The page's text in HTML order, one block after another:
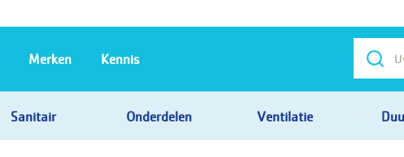
Sanitair Onderdelen Ventilatie
Merken Kennis